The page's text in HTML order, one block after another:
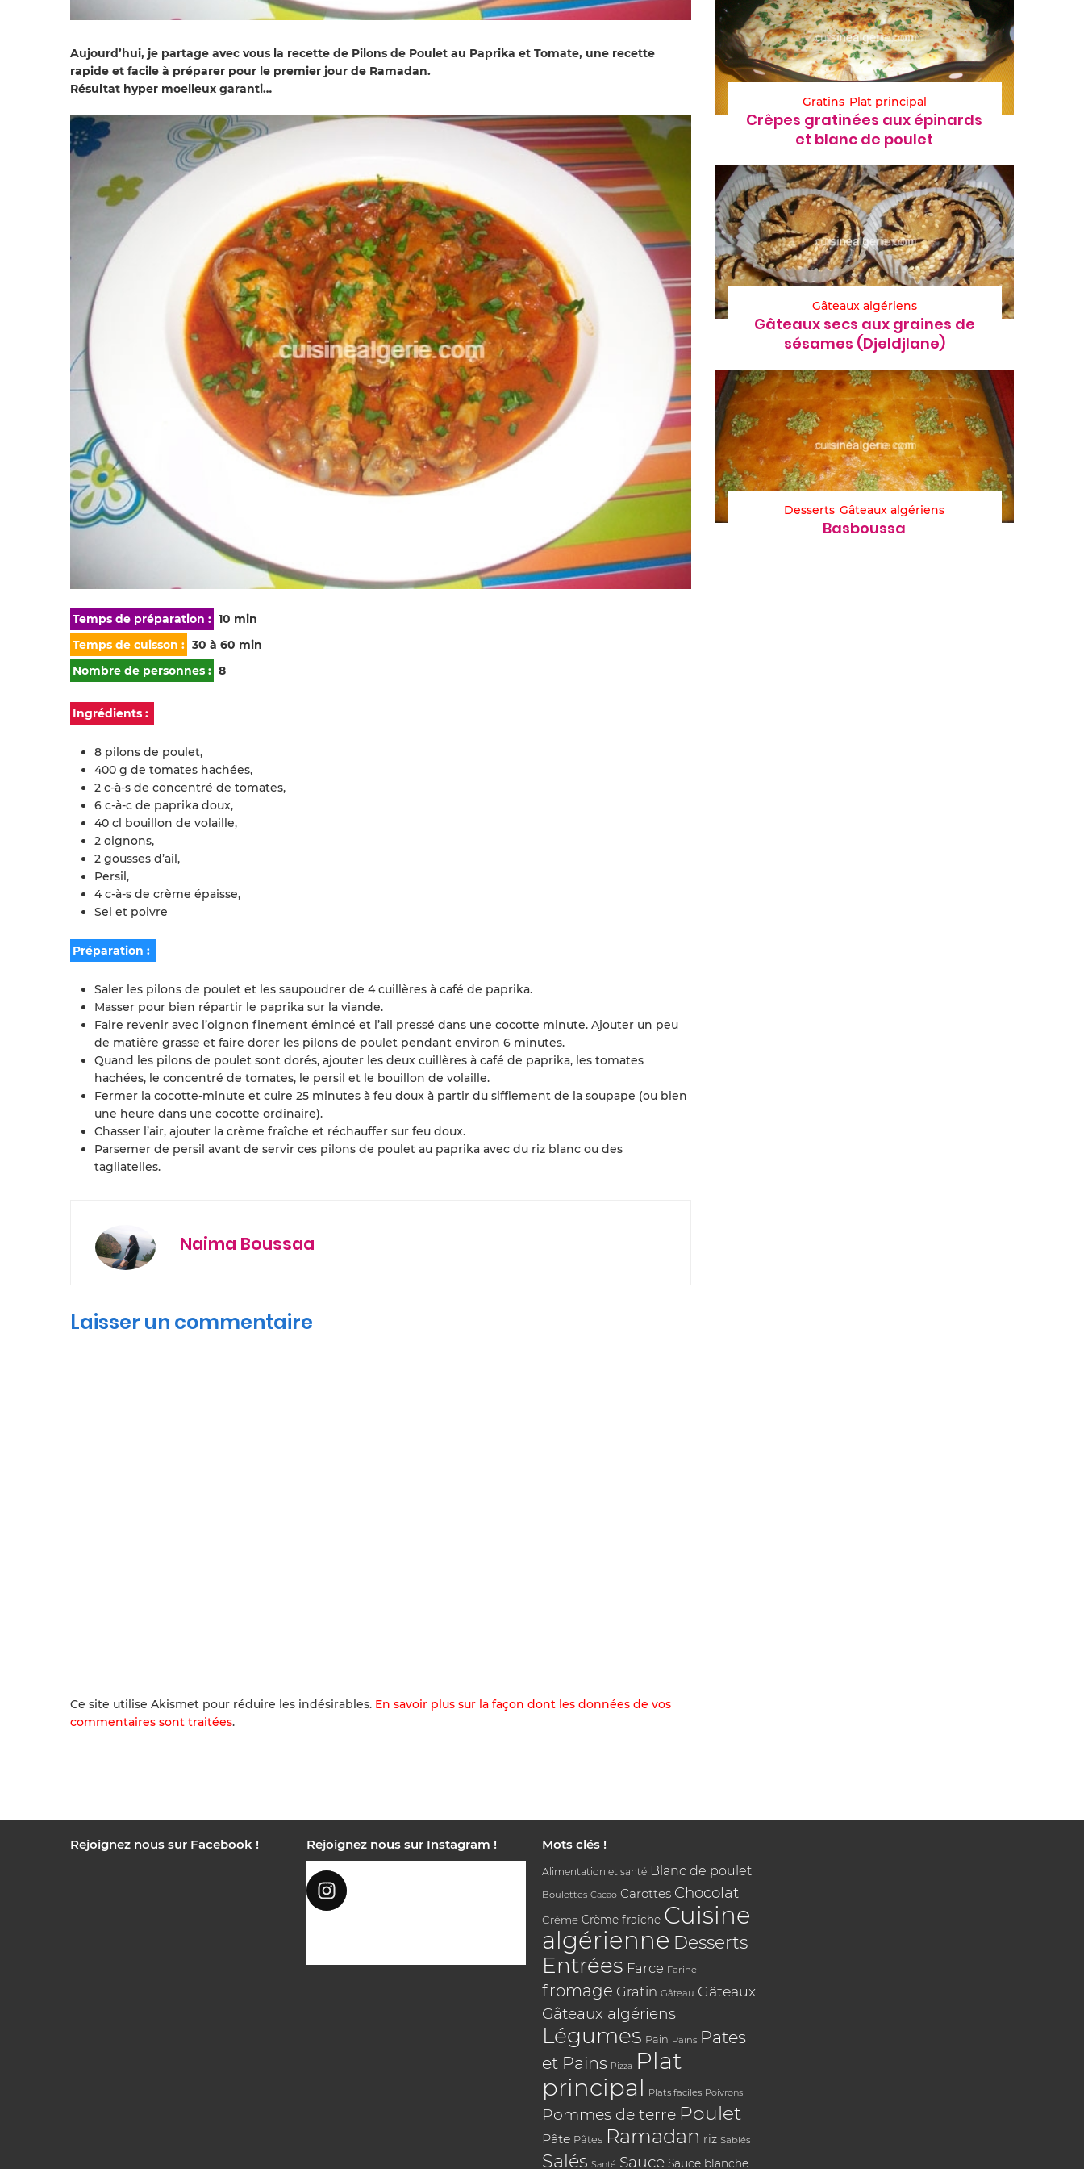
Aujourd’hui, je partage avec vous la recette de Pilons de Poulet au Paprika et Tomate, une recette
rapide et facile à préparer pour le premier jour de Ramadan.
Résultat hyper moelleux garanti…
Temps de préparation : 10 min
Temps de cuisson : 30 à 60 min
Nombre de personnes : 8
Ingrédients :
8 pilons de poulet,
400 g de tomates hachées,
2 c-à-s de concentré de tomates,
6 c-à-c de paprika doux,
40 cl bouillon de volaille,
2 oignons,
2 gousses d’ail,
Persil,
4 c-à-s de crème épaisse,
Sel et poivre
Préparation :
Saler les pilons de poulet et les saupoudrer de 4 cuillères à café de paprika.
Masser pour bien répartir le paprika sur la viande.
Faire revenir avec l’oignon finement émincé et l’ail pressé dans une cocotte minute. Ajouter un peu
de matière grasse et faire dorer les pilons de poulet pendant environ 6 minutes.
Quand les pilons de poulet sont dorés, ajouter les deux cuillères à café de paprika, les tomates
hachées, le concentré de tomates, le persil et le bouillon de volaille.
Fermer la cocotte-minute et cuire 25 minutes à feu doux à partir du sifflement de la soupape (ou bien
une heure dans une cocotte ordinaire).
Chasser l’air, ajouter la crème fraîche et réchauffer sur feu doux.
Parsemer de persil avant de servir ces pilons de poulet au paprika avec du riz blanc ou des
tagliatelles.
Naima Boussaa
Laisser un commentaire
Ce site utilise Akismet pour réduire les indésirables. En savoir plus sur la façon dont les données de vos
commentaires sont traitées.
Gratins Plat principal
Crêpes gratinées aux épinards
et blanc de poulet
Gâteaux algériens
Gâteaux secs aux graines de
sésames (Djeldjlane)
Desserts Gâteaux algériens
Basboussa
Rejoignez nous sur Facebook ! Rejoignez nous sur Instagram ! Mots clés !
Alimentation et santé Blanc de poulet
Boulettes Cacao Carottes Chocolat
Crème Crème fraîche Cuisine
algérienne Desserts
Entrées Farce Farine
fromage Gratin Gâteau Gâteaux
Gâteaux algériens
Légumes Pain Pains Pates
et Pains Pizza Plat
principal Plats faciles Poivrons
Pommes de terre Poulet
Pâte Pâtes Ramadan riz Sablés
Salés Santé Sauce Sauce blanche